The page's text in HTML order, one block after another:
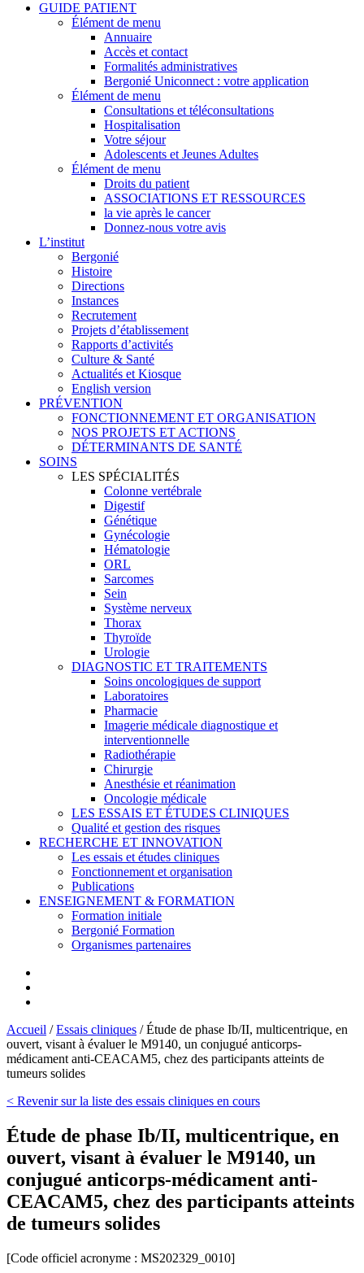
GUIDE PATIENT
Élément de menu
Annuaire
Accès et contact
Formalités administratives
Bergonié Uniconnect : votre application
Élément de menu
Consultations et téléconsultations
Hospitalisation
Votre séjour
Adolescents et Jeunes Adultes
Élément de menu
Droits du patient
ASSOCIATIONS ET RESSOURCES
la vie après le cancer
Donnez-nous votre avis
L’institut
Bergonié
Histoire
Directions
Instances
Recrutement
Projets d’établissement
Rapports d’activités
Culture & Santé
Actualités et Kiosque
English version
PRÉVENTION
FONCTIONNEMENT ET ORGANISATION
NOS PROJETS ET ACTIONS
DÉTERMINANTS DE SANTÉ
SOINS
LES SPÉCIALITÉS
Colonne vertébrale
Digestif
Génétique
Gynécologie
Hématologie
ORL
Sarcomes
Sein
Système nerveux
Thorax
Thyroïde
Urologie
DIAGNOSTIC ET TRAITEMENTS
Soins oncologiques de support
Laboratoires
Pharmacie
Imagerie médicale diagnostique et
interventionnelle
Radiothérapie
Chirurgie
Anesthésie et réanimation
Oncologie médicale
LES ESSAIS ET ÉTUDES CLINIQUES
Qualité et gestion des risques
RECHERCHE ET INNOVATION
Les essais et études cliniques
Fonctionnement et organisation
Publications
ENSEIGNEMENT & FORMATION
Formation initiale
Bergonié Formation
Organismes partenaires
Accueil /Essais cliniques /Étude de phase Ib/II, multicentrique, en
ouvert, visant à évaluer le M9140, un conjugué anticorps-
médicament anti-CEACAM5, chez des participants atteints de
tumeurs solides
< Revenir sur la liste des essais cliniques en cours
Étude de phase Ib/II, multicentrique, en
ouvert, visant à évaluer le M9140, un
conjugué anticorps-médicament anti-
CEACAM5, chez des participants atteints
de tumeurs solides
[Code officiel acronyme : MS202329_0010]